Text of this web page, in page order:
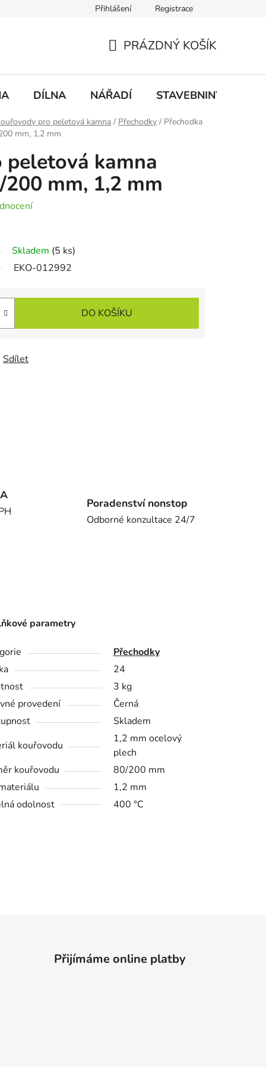
Doprava a platbaPřihlášení Registrace
KOŠÍK
PRÁZDNÝ KOŠÍK
DÍLNA NÁŘADÍ STAVEBNINY
pro peletová kamna / Přechodky / Přechodka
mm, 1,2 mm
peletová kamna
mm, 1,2 mm
Skladem (5 ks)
EKO-012992
DO KOŠÍKU
Sdílet
Poradenství nonstop
Odborné konzultace 24/7
parametry
Přechodky
24
3 kg
provedení
Černá
Skladem
kouřovodu
1,2 mm ocelový
plech
kouřovodu
80/200 mm
1,2 mm
odolnost
400 °C
Přijímáme online platby